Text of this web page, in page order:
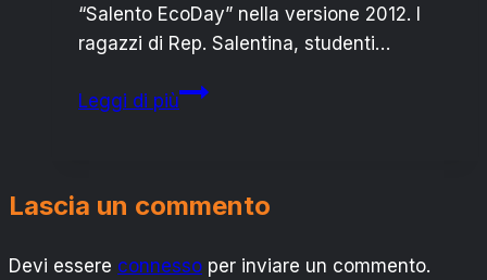
“Salento EcoDay” nella versione 2012. I
ragazzi di Rep. Salentina, studenti…
Leggi di piùSALENTO
INVITA
ALLA
Lascia un commento
Devi essere connesso per inviare un commento.